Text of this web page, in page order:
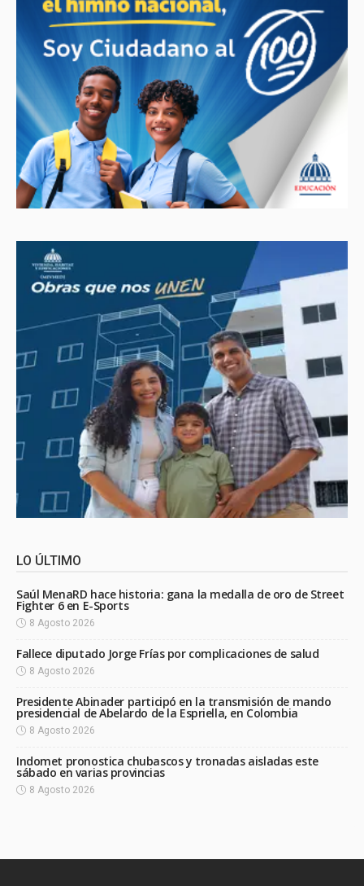
LO ÚLTIMO
Saúl MenaRD hace historia: gana la medalla de oro de Street
Fighter 6 en E-Sports
8 Agosto 2026
Fallece diputado Jorge Frías por complicaciones de salud
8 Agosto 2026
Presidente Abinader participó en la transmisión de mando
presidencial de Abelardo de la Espriella, en Colombia
8 Agosto 2026
Indomet pronostica chubascos y tronadas aisladas este
sábado en varias provincias
8 Agosto 2026